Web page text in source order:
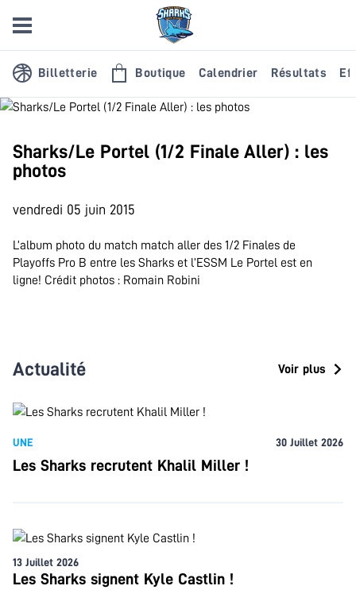
Billetterie Boutique Calendrier Résultats
Sharks/Le Portel (1/2 Finale Aller) : les
photos
vendredi 05 juin 2015
L’album photo du match match aller des 1/2 Finales de
Playoffs Pro B entre les Sharks et l’ESSM Le Portel est en
ligne! Crédit photos : Romain Robini
Actualité Voir plus
UNE 30 Juillet 2026
Les Sharks recrutent Khalil Miller !
13 Juillet 2026
Les Sharks signent Kyle Castlin !